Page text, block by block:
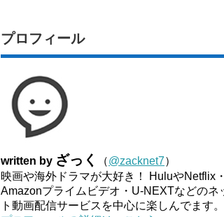
プロフィール
written by ざっく （@zacknet7）
映画や海外ドラマが大好き！ HuluやNetflix・
Amazonプライムビデオ・U-NEXTなどのネ
ト動画配信サービスを中心に楽しんでます。